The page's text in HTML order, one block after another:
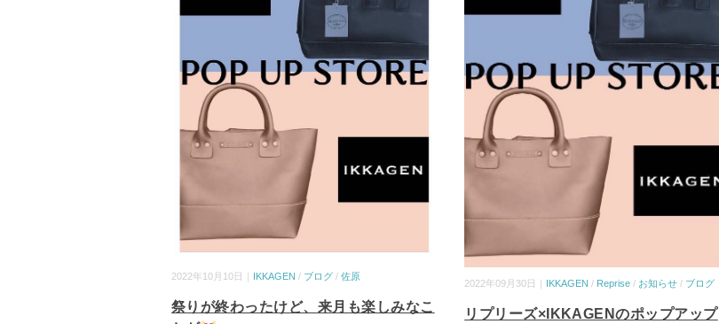
2022年10月10日｜ IKKAGEN / ブログ/ 佐原
祭りが終わったけど、来月も楽しみなこ
2022年09月30日｜ IKKAGEN / Reprise / お知らせ / ブログ
リプリーズ×IKKAGENのポップアップ